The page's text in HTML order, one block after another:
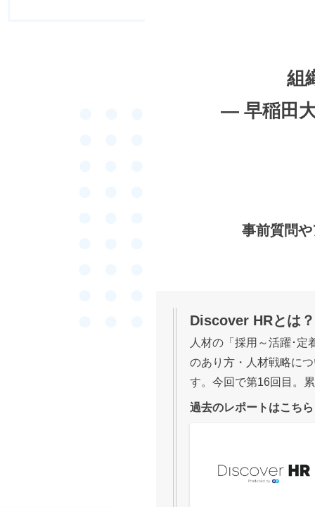
組
― 早稲田
事前質問
Discover HRとは？
人材の「採用～活躍･
のあり方・人材戦略に
す。今回で第16回目。
過去のレポートはこちら